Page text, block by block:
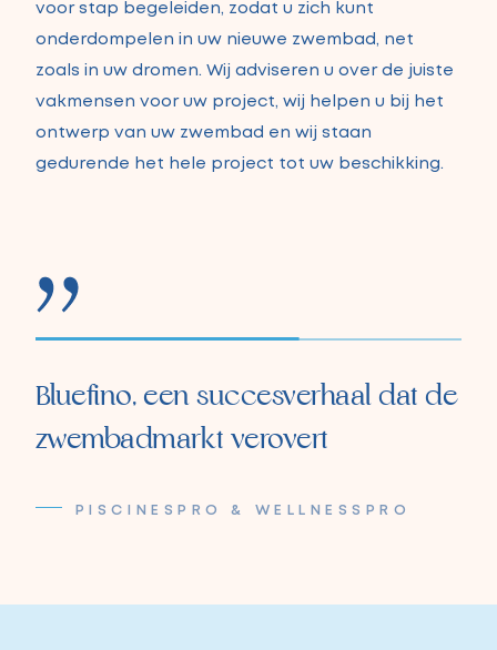
voor stap begeleiden, zodat u zich kunt
onderdompelen in uw nieuwe zwembad, net
zoals in uw dromen. Wij adviseren u over de juiste
vakmensen voor uw project, wij helpen u bij het
ontwerp van uw zwembad en wij staan
gedurende het hele project tot uw beschikking.
Bluefino, een succesverhaal dat de
zwembadmarkt verovert
PISCINESPRO & WELLNESSPRO